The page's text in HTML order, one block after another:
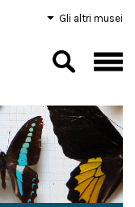
Gli altri musei